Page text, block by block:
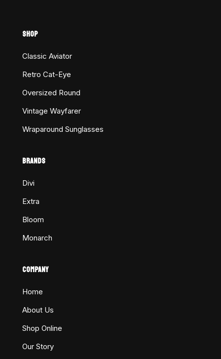
SHOP
Classic Aviator
Retro Cat-Eye
Oversized Round
Vintage Wayfarer
Wraparound Sunglasses
BRANDS
Divi
Extra
Bloom
Monarch
COMPANY
Home
About Us
Shop Online
Our Story